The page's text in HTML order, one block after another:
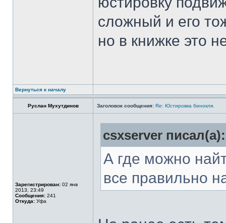
сложный и его
но в книжке это
Вернуться к началу
Руслан Мухутдинов Заголовок сообщения: Re: Юстировка бинокля.
Зарегистрирован: 02 янв
2013, 23:49
Сообщения: 241
Откуда: Уфа
csxserver писал(а):
А где можно
все правильно